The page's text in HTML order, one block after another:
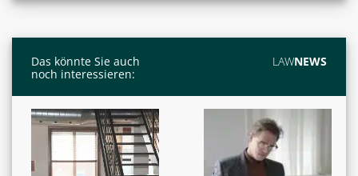
Das könnte Sie auch
noch interessieren:
LAWNEWS